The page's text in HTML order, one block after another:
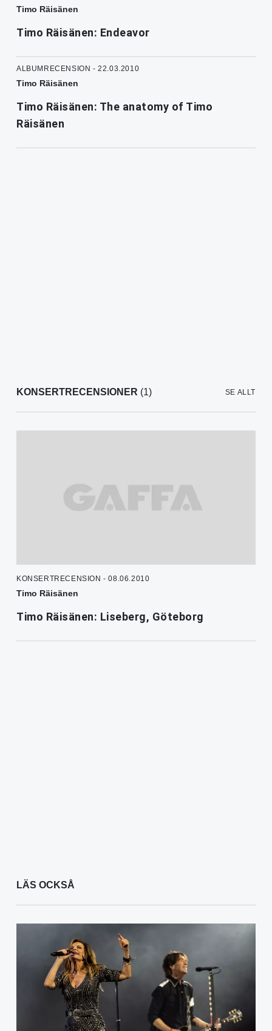
Timo Räisänen
Timo Räisänen: Endeavor
ALBUMRECENSION - 22.03.2010
Timo Räisänen
Timo Räisänen: The anatomy of Timo
Räisänen
KONSERTRECENSIONER (1) SE ALLT
KONSERTRECENSION - 08.06.2010
Timo Räisänen
Timo Räisänen: Liseberg, Göteborg
LÄS OCKSÅ